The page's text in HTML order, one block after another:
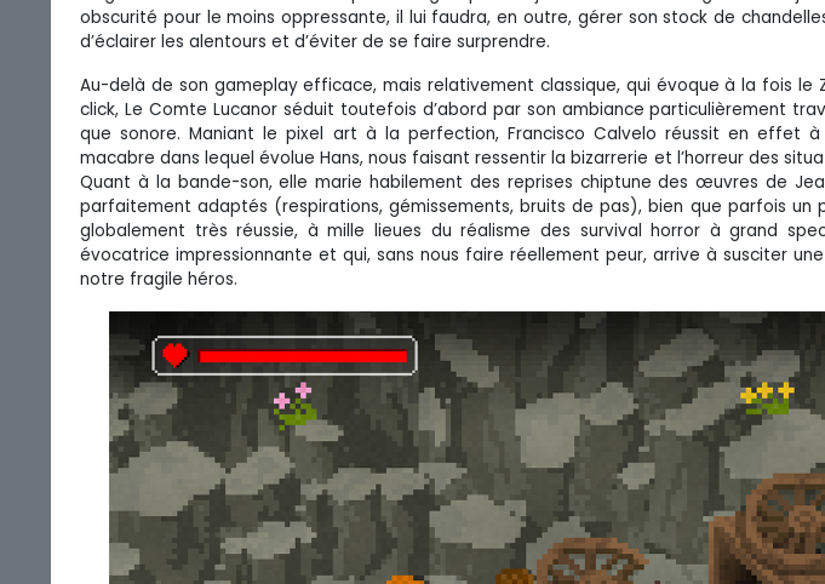
obscurité pour le moins oppressante, il lui faudra, en outre, gérer son stock de
d’éclairer les alentours et d’éviter de se faire surprendre.
Au-delà de son gameplay efficace, mais relativement classique, qui évoque à la fois le
click, Le Comte Lucanor séduit toutefois d’abord par son ambiance particulièrement
que sonore. Maniant le pixel art à la perfection, Francisco Calvelo réussit en effet à
macabre dans lequel évolue Hans, nous faisant ressentir la bizarrerie et l’horreur des
Quant à la bande-son, elle marie habilement des reprises chiptune des œuvres de
parfaitement adaptés (respirations, gémissements, bruits de pas), bien que parfois un
globalement très réussie, à mille lieues du réalisme des survival horror à grand
évocatrice impressionnante et qui, sans nous faire réellement peur, arrive à susciter
notre fragile héros.